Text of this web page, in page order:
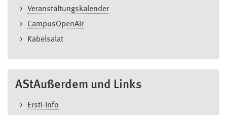
Veranstaltungskalender
CampusOpenAir
Kabelsalat
AStAußerdem und Links
Ersti-Info